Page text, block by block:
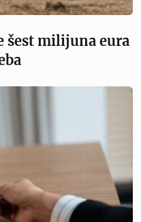
šest milijuna eura